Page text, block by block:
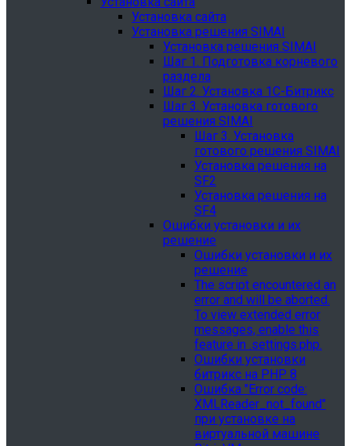
Установка сайта
Установка решения SIMAI
Установка решения SIMAI
Шаг 1. Подготовка корневого
раздела
Шаг 2. Установка 1С-Битрикс
Шаг 3. Установка готового
решения SIMAI
Шаг 3. Установка
готового решения SIMAI
Установка решения на
SF2
Установка решения на
SF4
Ошибки установки и их
решение
Ошибки установки и их
решение
The script encountered an
error and will be aborted.
To view extended error
messages, enable this
feature in .settings.php.
Ошибки установки
битрикс на PHP 8
Ошибка "Error сode:
XMLReader_not_found"
при установке на
виртуальной машине